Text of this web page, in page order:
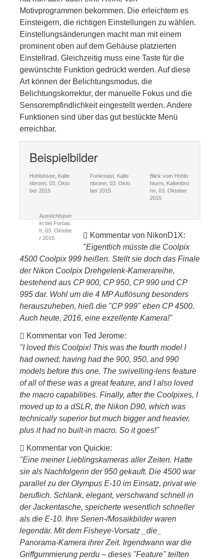
Motivprogrammen bekommen. Die erleichtern es
Einsteigern, die richtigen Einstellungen zu wählen.
Einstellungsänderungen macht man mit einem
prominent oben auf dem Gehäuse platzierten
Einstellrad. Gleichzeitig muss eine Taste für die
gewünschte Funktion gedrückt werden. Auf diese
Art können der Belichtungsmodus, die
Belichtungskorrektur, der manuelle Fokus und die
Sensorempfindlichkeit eingestellt werden. Andere
Funktionen sind über das gut bestückte Menü
erreichbar.
Beispielbilder
Hohlohsee, Kalte
nbronn, 03. Okto
ber 2015
Funkmast, Kalte
nbronn, 03. Okto
ber 2015
Blick vom Hohlo
hturm, Kaltenbro
nn, 03. Oktober
2015
Aussichtspun
kt bei Forbac
h, 03. Oktobe
r 2015
Kommentar von NikonD1X:
"Eigentlich müsste die Coolpix
4500 Coolpix 999 heißen. Stellt sie doch das Finale
der Nikon Coolpix Drehgelenk-Kamerareihe,
bestehend aus CP 900, CP 950, CP 990 und CP
995 dar. Wohl um die 4 MP Auflösung besonders
herauszuheben, hieß die "CP 999" eben CP 4500.
Auch heute, 2016, eine exzellente Kamera!"
Kommentar von Ted Jerome:
"I loved this Coolpix! This was the fourth model I
had owned; having had the 900, 950, and 990
models before this one. The swivelling-lens feature
of all of these was a great feature, and I also loved
the macro capabilities. Finally, after the Coolpixes, I
moved up to a dSLR, the Nikon D90, which was
technically superior but much bigger and heavier,
plus it had no built-in macro. So it goes!"
Kommentar von Quickie:
"Eine meiner Lieblingskameras aller Zeiten. Hatte
sie als Nachfolgerin der 950 gekauft. Die 4500 war
parallel zu der Olympus E-10 im Einsatz, privat wie
beruflich. Schlank, elegant, verschwand schnell in
der Jackentasche, speicherte wesentlich schneller
als die E-10. Ihre Serien-/Mosaikbilder waren
legendär. Mit dem Fisheye-Vorsatz _die_
Panorama-Kamera ihrer Zeit. Irgendwann war die
Griffgummierung perdu – dieses "Feature" teilten